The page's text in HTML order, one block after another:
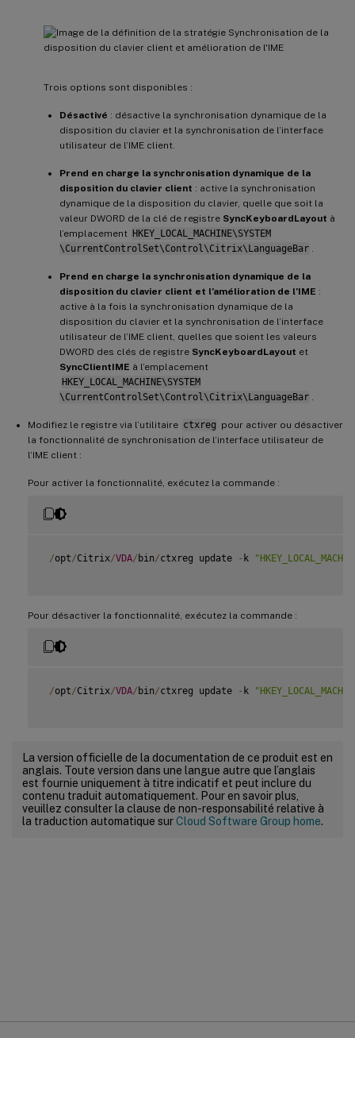
Trois options sont disponibles :
Désactivé : désactive la synchronisation dynamique de la
disposition du clavier et la synchronisation de l’interface
utilisateur de l’IME client.
Prend en charge la synchronisation dynamique de la
disposition du clavier client : active la synchronisation
dynamique de la disposition du clavier, quelle que soit la
valeur DWORD de la clé de registre SyncKeyboardLayout à
l’emplacement HKEY_LOCAL_MACHINE\SYSTEM
\CurrentControlSet\Control\Citrix\LanguageBar
Prend en charge la synchronisation dynamique de la
disposition du clavier client et l’amélioration de l’IME :
active à la fois la synchronisation dynamique de la
disposition du clavier et la synchronisation de l’interface
utilisateur de l’IME client, quelles que soient les valeurs
DWORD des clés de registre SyncKeyboardLayout et
SyncClientIME à l’emplacement
HKEY_LOCAL_MACHINE\SYSTEM
\CurrentControlSet\Control\Citrix\LanguageBar
Modifiez le registre via l’utilitaire ctxreg pour activer ou désactiver
la fonctionnalité de synchronisation de l’interface utilisateur de
l’IME client :
Pour activer la fonctionnalité, exécutez la commande :
/opt/Citrix/VDA/ bin/ctxreg update - k
Pour désactiver la fonctionnalité, exécutez la commande :
/opt/Citrix/VDA/ bin/ctxreg update - k
La version officielle de la documentation de ce produit est en
anglais. Toute version dans une langue autre que l’anglais
est fournie uniquement à titre indicatif et peut inclure du
contenu traduit automatiquement. Pour en savoir plus,
veuillez consulter la clause de non-responsabilité relative à
la traduction automatique surCloud Software Group home.